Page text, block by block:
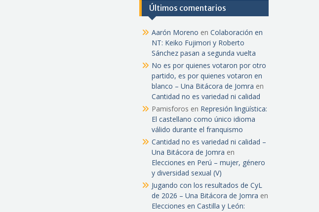
Últimos comentarios
Aarón Moreno en Colaboración en
NT: Keiko Fujimori y Roberto
Sánchez pasan a segunda vuelta
No es por quienes votaron por otro
partido, es por quienes votaron en
blanco – Una Bitácora de Jomra en
Cantidad no es variedad ni calidad
Pamisforos en Represión lingüística:
El castellano como único idioma
válido durante el franquismo
Cantidad no es variedad ni calidad –
Una Bitácora de Jomra en
Elecciones en Perú – mujer, género
y diversidad sexual (V)
Jugando con los resultados de CyL
de 2026 – Una Bitácora de Jomra en
Elecciones en Castilla y León: